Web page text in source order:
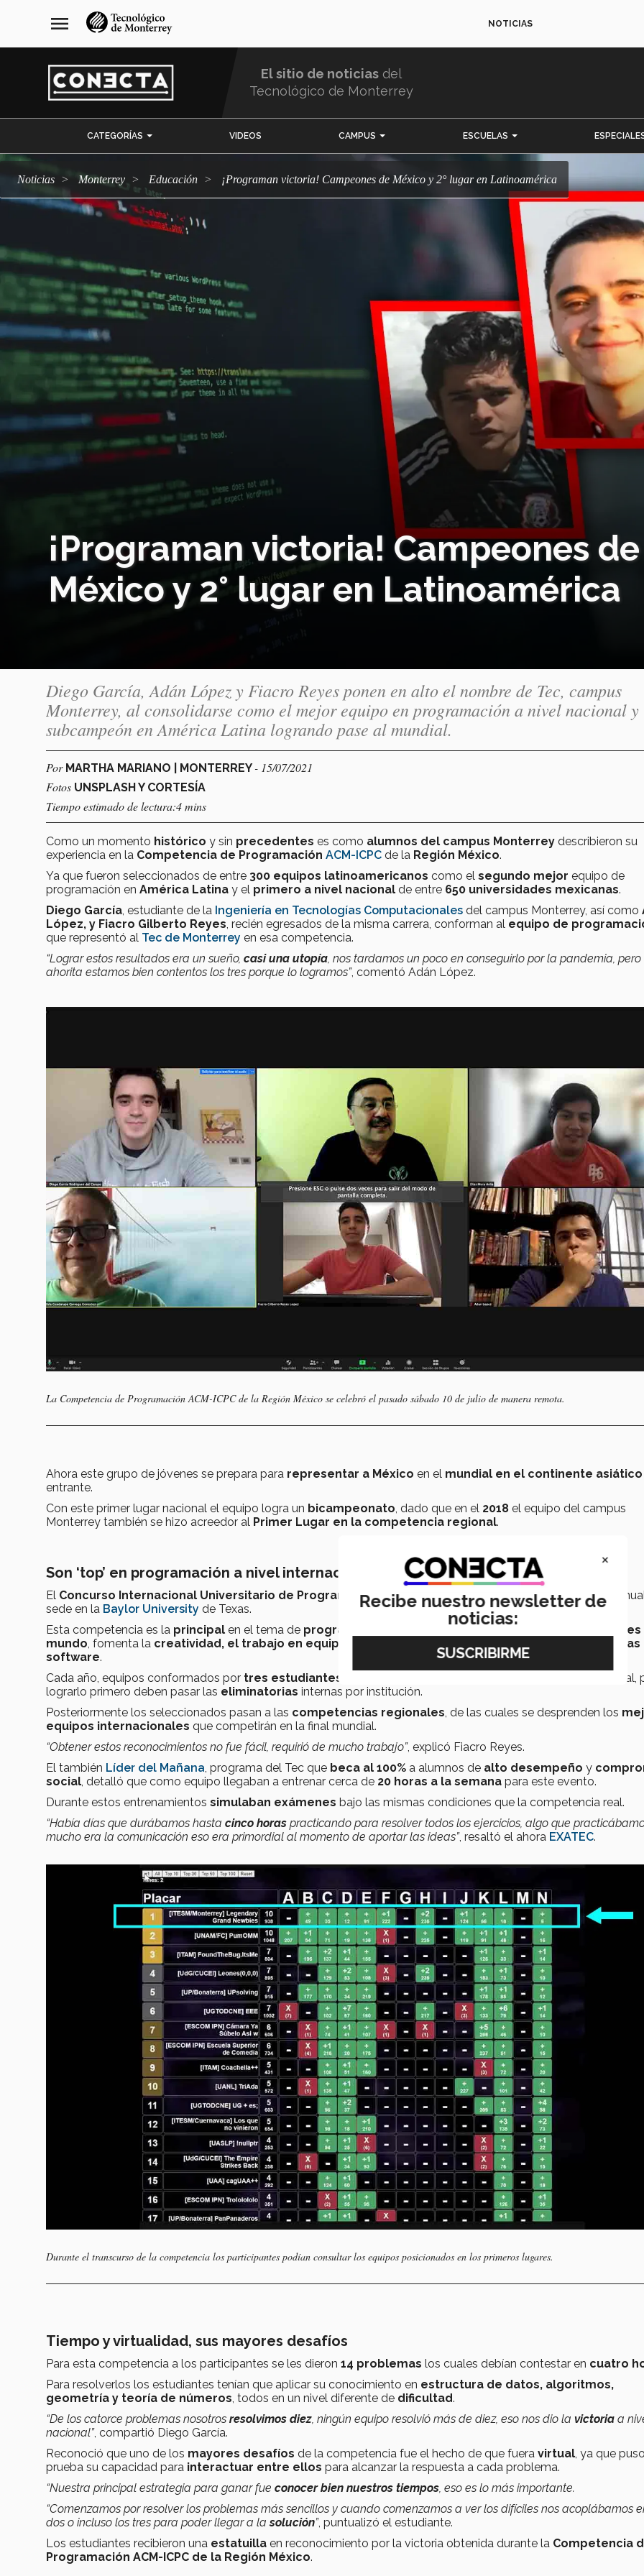
navegación
principal
menu NOTICIAS
El sitio de noticias del
Tecnológico de Monterrey
CATEGORÍAS VIDEOS CAMPUS ESCUELAS
Noticias Monterrey Educación ¡Programan victoria! Campeones de México y 2° lugar en Latinoamérica
¡Programan victoria! Campeones de
México y 2° lugar en Latinoamérica
Diego García, Adán López y Fiacro Reyes ponen en alto el nombre de Tec, campus
Monterrey, al consolidarse como el mejor equipo en programación a nivel nacional y
subcampeón en América Latina logrando pase al mundial.
Por MARTHA MARIANO | MONTERREY- 15/07/2021
Fotos UNSPLASH Y CORTESÍA
Tiempo estimado de lectura:4 mins
Como un momento histórico y sin precedentes es como alumnos del campus Monterrey describieron su
experiencia en la Competencia de Programación ACM-ICPC de la Región México.
Ya que fueron seleccionados de entre 300 equipos latinoamericanos como el segundo mejor equipo de
programación en América Latina y el primero a nivel nacional de entre 650 universidades mexicanas.
Diego García , estudiante de la Ingeniería en Tecnologías Computacionales del campus Monterrey, así como
López, y Fiacro Gilberto Reyes , recién egresados de la misma carrera, conforman al equipo de
que representó al Tec de Monterrey en esa competencia.
“Lograr estos resultados era un sueño, casi una utopía , nos tardamos un poco en conseguirlo por la pandemia, pero
ahorita estamos bien contentos los tres porque lo logramos”, comentó Adán López.
La Competencia de Programación ACM-ICPC de la Región México se celebró el pasado sábado 10 de julio de manera remota.
Ahora este grupo de jóvenes se prepara para representar a México en el mundial en el continente asiático
entrante.
Con este primer lugar nacional el equipo logra un bicampeonato, dado que en el 2018 el equipo del campus
Monterrey también se hizo acreedor al Primer Lugar en la competencia regional.
Son ‘top’ en programación a nivel internacional
El Concurso Internacional Universitario de Programación (ICPC, por sus siglas en inglés) es un evento
sede en la Baylor University de Texas.
Esta competencia es la principal en el tema de programación global
mundo, fomenta la creatividad, el trabajo en equipo y la innovación
programas
software.
Cada año, equipos conformados por tres estudiantes y un asesor
compiten por una clasificación al mundial,
lograrlo primero deben pasar las eliminatorias internas por institución.
Posteriormente los seleccionados pasan a las competencias regionales, de las cuales se desprenden los
equipos internacionales que competirán en la final mundial.
“Obtener estos reconocimientos no fue fácil, requirió de mucho trabajo”, explicó Fiacro Reyes.
El también Líder del Mañana, programa del Tec que beca al 100% a alumnos de alto desempeño y
social, detalló que como equipo llegaban a entrenar cerca de 20 horas a la semana para este evento.
Durante estos entrenamientos simulaban exámenes bajo las mismas condiciones que la competencia real.
“Había días que durábamos hasta cinco horas practicando para resolver todos los ejercicios, algo que
mucho era la comunicación eso era primordial al momento de aportar las ideas”, resaltó el ahora EXATEC.
Durante el transcurso de la competencia los participantes podían consultar los equipos posicionados en los primeros lugares.
Tiempo y virtualidad, sus mayores desafíos
Para esta competencia a los participantes se les dieron 14 problemas los cuales debían contestar en cuatro
Para resolverlos los estudiantes tenían que aplicar su conocimiento en estructura de datos, algoritmos,
geometría y teoría de números, todos en un nivel diferente de dificultad.
“De los catorce problemas nosotros resolvimos diez, ningún equipo resolvió más de diez, eso nos dio la victoria a
nacional”, compartió Diego García.
Reconoció que uno de los mayores desafíos de la competencia fue el hecho de que fuera virtual, ya que
prueba su capacidad para interactuar entre ellos para alcanzar la respuesta a cada problema.
“Nuestra principal estrategia para ganar fue conocer bien nuestros tiempos, eso es lo más importante.
“Comenzamos por resolver los problemas más sencillos y cuando comenzamos a ver los difíciles nos acoplábamos
dos o incluso los tres para poder llegar a lasolución”, puntualizó el estudiante.
Los estudiantes recibieron una estatuilla en reconocimiento por la victoria obtenida durante la Competencia
Programación ACM-ICPC de la Región México.
×
Recibe nuestro newsletter de
noticias: